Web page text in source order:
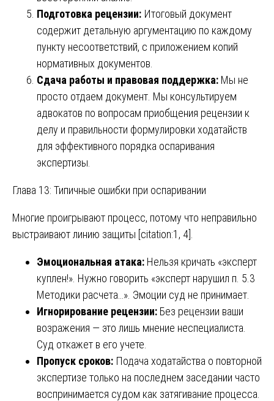
Подготовка рецензии: Итоговый документ
содержит детальную аргументацию по каждому
пункту несоответствий, с приложением копий
нормативных документов.
Сдача работы и правовая поддержка: Мы не
просто отдаем документ. Мы консультируем
адвокатов по вопросам приобщения рецензии к
делу и правильности формулировки ходатайств
для эффективного порядка оспаривания
экспертизы.
Глава 13: Типичные ошибки при оспаривании
Многие проигрывают процесс, потому что неправильно
выстраивают линию защиты [citation:1, 4].
Эмоциональная атака: Нельзя кричать «эксперт
куплен!». Нужно говорить «эксперт нарушил п. 5.3
Методики расчета…». Эмоции суд не принимает.
Игнорирование рецензии: Без рецензии ваши
возражения — это лишь мнение неспециалиста.
Суд откажет в его учете.
Пропуск сроков: Подача ходатайства о повторной
экспертизе только на последнем заседании часто
воспринимается судом как затягивание процесса.